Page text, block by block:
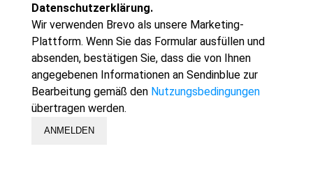
Datenschutzerklärung.
Wir verwenden Brevo als unsere Marketing-
Plattform. Wenn Sie das Formular ausfüllen und
absenden, bestätigen Sie, dass die von Ihnen
angegebenen Informationen an Sendinblue zur
Bearbeitung gemäß den Nutzungsbedingungen
übertragen werden.
ANMELDEN